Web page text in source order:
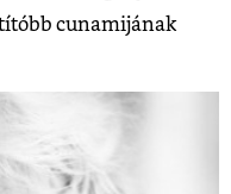
cunamijának